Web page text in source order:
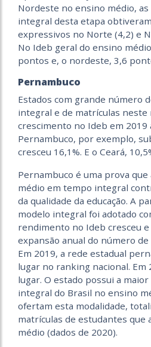
Nordeste no ensino médio,
integral desta etapa
expressivos no Norte (4,2) e
No Ideb geral do ensino
pontos e, o nordeste, 3,6
Pernambuco
Estados com grande número
integral e de matrículas neste
crescimento no Ideb em 2019
Pernambuco, por exemplo,
cresceu 16,1%. E o Ceará,
Pernambuco é uma prova
médio em tempo integral
da qualidade da educação. A
modelo integral foi adotado
rendimento no Ideb cresceu e
expansão anual do número
Em 2019, a rede estadual
lugar no ranking nacional. Em
lugar. O estado possui a
integral do Brasil no ensino
ofertam esta modalidade,
matrículas de estudantes que
médio (dados de 2020).